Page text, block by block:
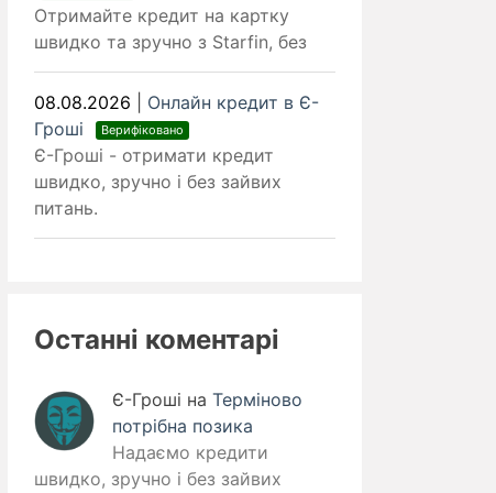
Отримайте кредит на картку
швидко та зручно з Starfin, без
08.08.2026
Онлайн кредит в Є-
Гроші
Верифіковано
Є-Гроші - отримати кредит
швидко, зручно і без зайвих
питань.
Останні коментарі
Є-Гроші на Терміново
потрібна позика
Надаємо кредити
швидко, зручно і без зайвих